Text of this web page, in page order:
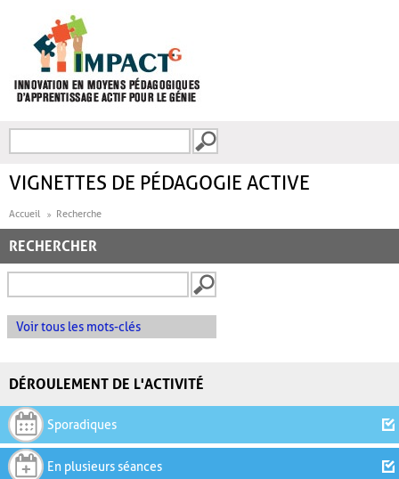
FORMULAIRE DE
VIGNETTES DE PÉDAGOGIE ACTIVE
Accueil Recherche
RECHERCHER
Voir tous les mots-clés
DÉROULEMENT DE L'ACTIVITÉ
Sporadiques
En plusieurs séances